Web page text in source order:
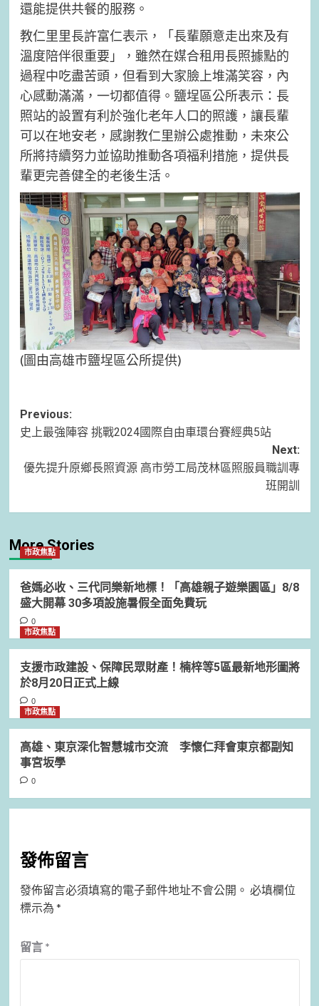
還能提供共餐的服務。
教仁里里長許富仁表示，「長輩願意走出來及有
溫度陪伴很重要」，雖然在媒合租用長照據點的
過程中吃盡苦頭，但看到大家臉上堆滿笑容，內
心感動滿滿，一切都值得。鹽埕區公所表示：長
照站的設置有利於強化老年人口的照護，讓長輩
可以在地安老，感謝教仁里辦公處推動，未來公
所將持續努力並協助推動各項福利措施，提供長
輩更完善健全的老後生活。
(圖由高雄市鹽埕區公所提供)
Post
navigation
Previous:
史上最強陣容 挑戰2024國際自由車環台賽經典5站
Next:
優先提升原鄉長照資源 高市勞工局茂林區照服員職訓專
班開訓
More Stories
市政焦點
爸媽必收、三代同樂新地標！「高雄親子遊樂園區」8/8
盛大開幕 30多項設施暑假全面免費玩
0
市政焦點
支援市政建設、保障民眾財產！楠梓等5區最新地形圖將
於8月20日正式上線
0
市政焦點
高雄、東京深化智慧城市交流 李懷仁拜會東京都副知
事宮坂學
0
發佈留言
發佈留言必須填寫的電子郵件地址不會公開。 必填欄位
標示為 *
留言 *